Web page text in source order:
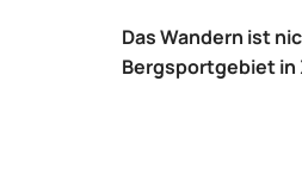
Das Wandern ist
Bergsportgebiet in